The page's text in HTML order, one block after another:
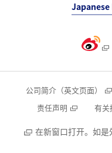
Japanese
公司简介（英文页面）
责任声明
有关
在新窗口打开。如是